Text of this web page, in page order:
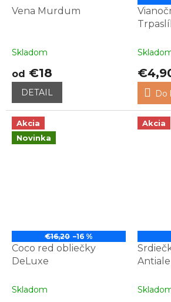
Vena Murdum
Skladom
od €18
DETAIL Do
Akcia
Novinka
€16,20 –16 %
Coco red obliečky
DeLuxe
Skladom
Akcia